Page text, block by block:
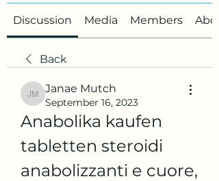
Discussion Media Members
Back
Janae Mutch
Janae Mutch
September 16, 2023
Anabolika kaufen
tabletten steroidi
anabolizzanti e cuore,